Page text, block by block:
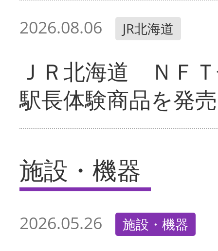
2026.08.06 JR北海道
ＪＲ北海道 ＮＦ
駅長体験商品を発売
施設・機器
2026.05.26 施設・機器